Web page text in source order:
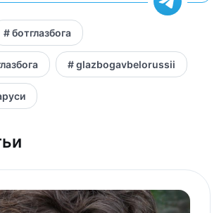
# ботглазбога
# glazbogavbelorussii